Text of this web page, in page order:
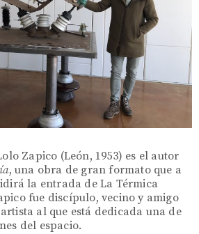
Zapico (León, 1953) es el autor
, una obra de gran formato que a
la entrada de La Térmica
fue discípulo, vecino y amigo
al que está dedicada una de
del espacio.